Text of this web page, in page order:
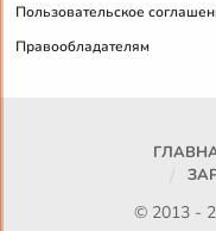
Пользовательское
Правообладателям
© 2013 -